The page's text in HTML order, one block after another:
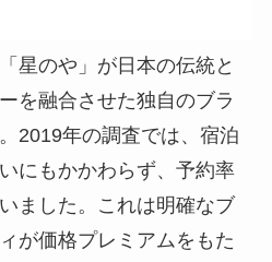
星のや」が日本の伝統と
を融合させた独自のブラ
2019年の調査では、宿泊
にもかかわらず、予約率
ました。これは明確なブ
が価格プレミアムをもた